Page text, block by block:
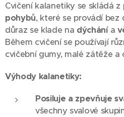
Cvičení kalanetiky se skládá z
pohybů, které se provádí bez
důraz se klade na dýchánía
Během cvičení se používají
cvičební gumy, malé zátěže a
Výhody kalanetiky:
Posiluje a zpevňuje
všechny svalové